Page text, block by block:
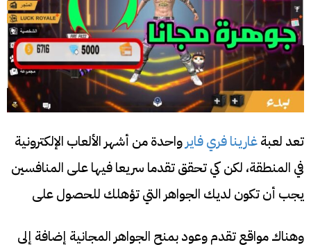
تعد لعبةغارينا فري فايرواحدة من أشهر الألعاب الإلكترونية
في المنطقة، لكن كي تحقق تقدما سريعا فيها على المنافسين
يجب أن تكون لديك الجواهر التي تؤهلك للحصول على
وهناك مواقع تقدم وعود بمنح الجواهر المجانية إضافة إلى